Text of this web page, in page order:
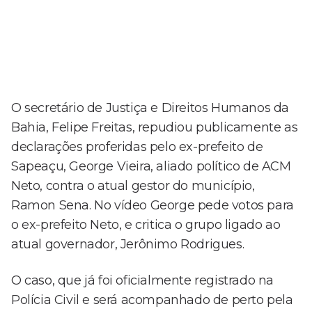
O secretário de Justiça e Direitos Humanos da
Bahia, Felipe Freitas, repudiou publicamente as
declarações proferidas pelo ex-prefeito de
Sapeaçu, George Vieira, aliado político de ACM
Neto, contra o atual gestor do município,
Ramon Sena. No vídeo George pede votos para
o ex-prefeito Neto, e critica o grupo ligado ao
atual governador, Jerônimo Rodrigues.
O caso, que já foi oficialmente registrado na
Polícia Civil e será acompanhado de perto pela